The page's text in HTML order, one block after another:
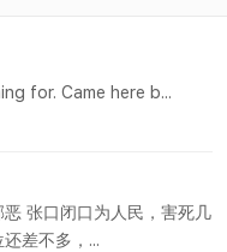
for. Came here b...
张口闭口为人民，害死几
差不多，...